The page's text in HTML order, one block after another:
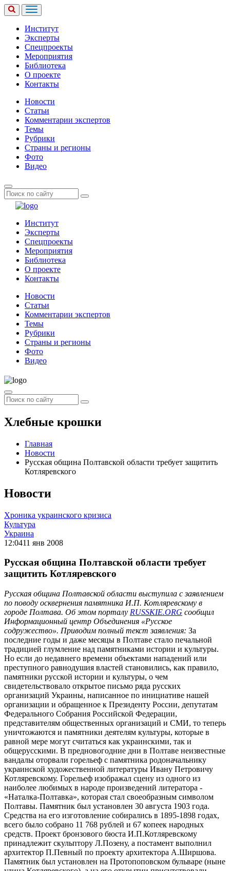
Институт
Эксперты
Спецпроекты
Мероприятия
Библиотека
О проекте
Контакты
Новости
Статьи
Комментарии экспертов
Темы
Рубрики
Страны и регионы
Фото
Видео
Институт
Эксперты
Спецпроекты
Мероприятия
Библиотека
О проекте
Контакты
Новости
Статьи
Комментарии экспертов
Темы
Рубрики
Страны и регионы
Фото
Видео
Хлебные крошки
Главная
Новости
Русская община Полтавской области требует защитить
Котляревского
Новости
Хроника украинского кризиса
Культура
Украина
12:0411 янв 2008
Русская община Полтавской области требует
защитить Котляревского
Русская община Полтавской области выступила с заявлением
по поводу осквернения памятника И.П. Котляревскому в
городе Полтава. Об этом порталу RUSSKIE.ORG сообщил
Информационный центр Объединения «Русское
содружество». Приводим полный текст заявления: За
последние годы и даже месяцы в Полтаве стало печальной
традицией глумление над памятниками истории и культуры.
Но если до недавнего времени объектами нападений или
преступного равнодушия властей становились, как правило,
памятники русской истории и культуры, о чем
свидетельствовало открытое письмо ряда русских
организаций Украины, написанное по инициативе нашей
организации и обращенное к Президенту России, депутатам
Федерального Собрания Российской Федерации,
представителям общественных организаций и СМИ, то теперь
уничтожаются и памятники деятелям культуры, которые в
равной мере могут считаться как украинскими, так и
общерусскими. В предновогодние дни в Полтаве неизвестные
вандалы оторвали горельеф с памятника родоначальнику
украинской художественной литературы Ивану Петровичу
Котляревскому. Горельеф изображал сцену из одного из
наиболее любимых в народе произведений литератора -
«Наталка-Полтавка», которая стал своеобразным символом
Полтавы. Памятник был установлен 30 августа 1903 года.
Средства на его изготовление собирались в 1895-1898 годах,
всего было собрано 11 768 рублей и 67 копеек народных
средств. Проект бронзового бюста И.П.Котляревскому
принадлежит скульптору Л.Позену, а постамент выполнил
архитектор П.Певный по проекту архитектора А.Ширшова.
Памятник был установлен на Протопоповском бульваре (ныне